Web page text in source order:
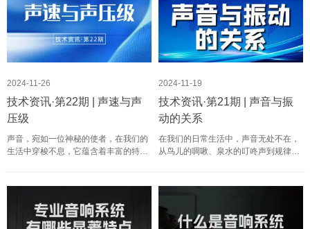
2024-11-26
技术资讯·第22期 | 声速与声
压级
声音，宛如一位神秘的使者，在我们的
生活中穿梭不息，它蕴含着丰富的特性
技术资讯·第22期 | 声速与声压级 25 声
速的定义与概念声速……
2024-11-19
技术资讯·第21期 | 声音与振
动的关系
在我们的日常生活中，声音无处不在，
从鸟儿的啁啾、泉水的叮咚声到规律的
振动的关系 32 我们可以想象一个简单